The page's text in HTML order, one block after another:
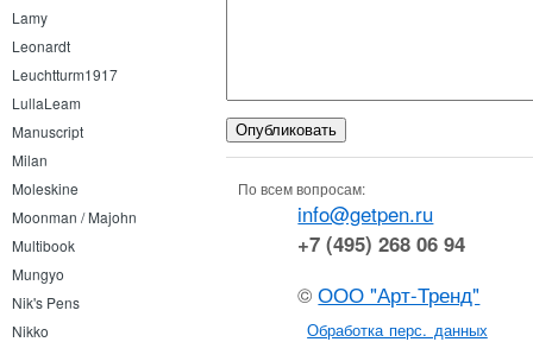
Lamy
Leonardt
Leuchtturm1917
LullaLeam
Manuscript
Milan
Moleskine
Moonman / Majohn
Multibook
Mungyo
Nik's Pens
Nikko
По всем вопросам:
info@getpen.ru
+7 (495) 268 06 94
©ООО "Арт-Тренд"
Обработка перс. данных